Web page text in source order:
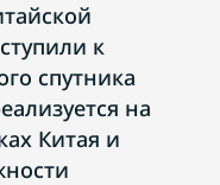
к
спутника
на
Китая и